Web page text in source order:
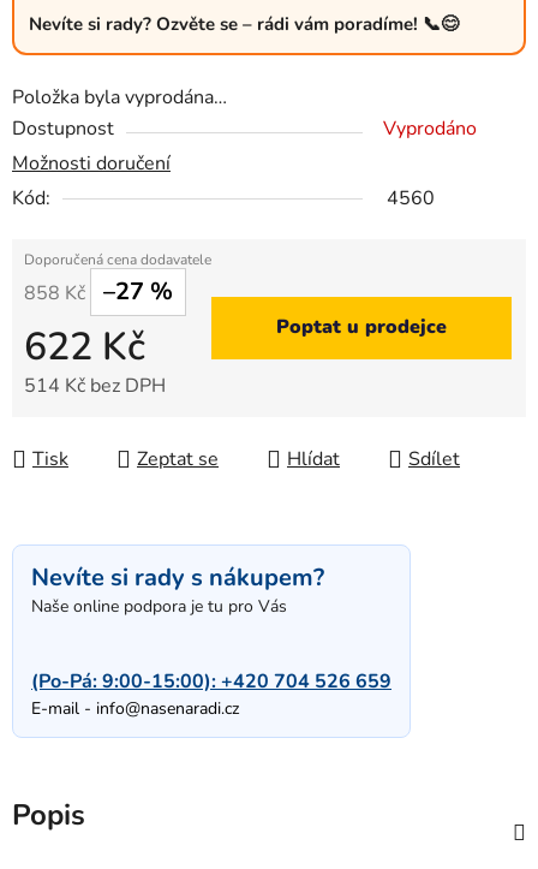
Nevíte si rady? Ozvěte se – rádi vám poradíme! 📞😊
Položka byla vyprodána…
Dostupnost
Vyprodáno
Možnosti doručení
Kód:
4560
858 Kč –27 %
622 Kč
514 Kč bez DPH
Poptat u prodejce
Tisk Zeptat se Hlídat Sdílet
Nevíte si rady s nákupem?
Naše online podpora je tu pro Vás
(Po-Pá: 9:00-15:00):+420 704 526 659
E-mail - info@nasenaradi.cz
Popis